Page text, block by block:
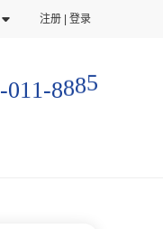
注册 | 登录
-01 1 -8885